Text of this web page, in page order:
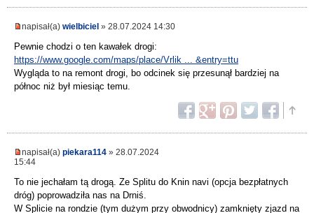
napisał(a) wielbiciel » 28.07.2024 14:30
Pewnie chodzi o ten kawałek drogi:
https://www.google.com/maps/place/Vrlik ... &entry=ttu
Wygląda to na remont drogi, bo odcinek się przesunął bardziej na
północ niż był miesiąc temu.
napisał(a) piekara114 » 28.07.2024
15:44
To nie jechałam tą drogą. Ze Splitu do Knin navi (opcja bezpłatnych
dróg) poprowadziła nas na Drniś.
W Splicie na rondzie (tym dużym przy obwodnicy) zamknięty zjazd na